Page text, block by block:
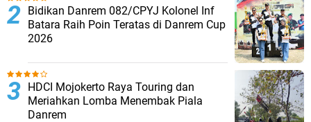
Bidikan Danrem 082/CPYJ Kolonel Inf
Batara Raih Poin Teratas di Danrem Cup
2026
HDCI Mojokerto Raya Touring dan
Meriahkan Lomba Menembak Piala
Danrem